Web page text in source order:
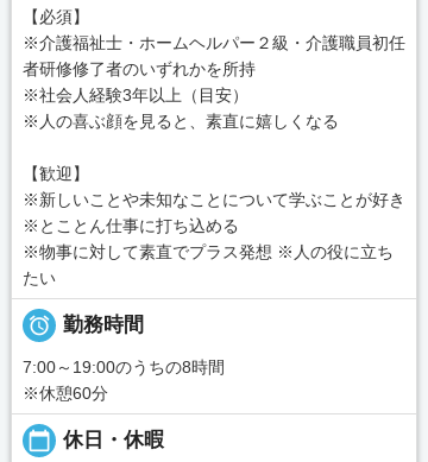
【必須】
※介護福祉士・ホームヘルパー２級・介護職員初任
者研修修了者のいずれかを所持
※社会人経験3年以上（目安）
※人の喜ぶ顔を見ると、素直に嬉しくなる
【歓迎】
※新しいことや未知なことについて学ぶことが好き
※とことん仕事に打ち込める
※物事に対して素直でプラス発想 ※人の役に立ち
たい
 勤務時間
7:00～19:00のうちの8時間
※休憩60分
calendar_today 休日・休暇